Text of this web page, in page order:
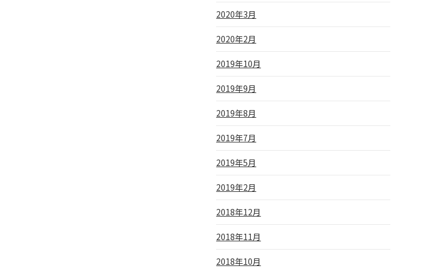
2020年3月
2020年2月
2019年10月
2019年9月
2019年8月
2019年7月
2019年5月
2019年2月
2018年12月
2018年11月
2018年10月